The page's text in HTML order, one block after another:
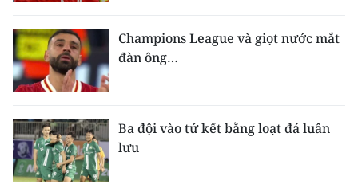
MEDIA CENTER
E-Magazine
Video
Media Chính trị
Media Kinh tế
Champions League và giọt nước mắt
đàn ông…
Ba đội vào tứ kết bằng loạt đá luân
lưu